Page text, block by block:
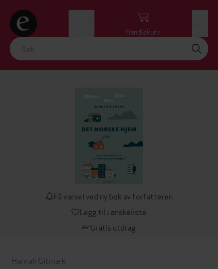
Handlekurv
Få varsel ved ny bok av forfatteren
Legg til i ønskeliste
Gratis utdrag
Hannah Gitmark